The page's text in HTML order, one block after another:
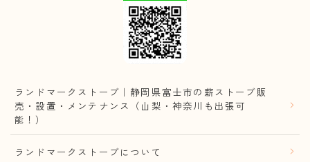
ランドマークストーブ｜静岡県富士市の薪ストーブ販
売・設置・メンテナンス（山梨・神奈川も出張可
能！）
ランドマークストーブについて